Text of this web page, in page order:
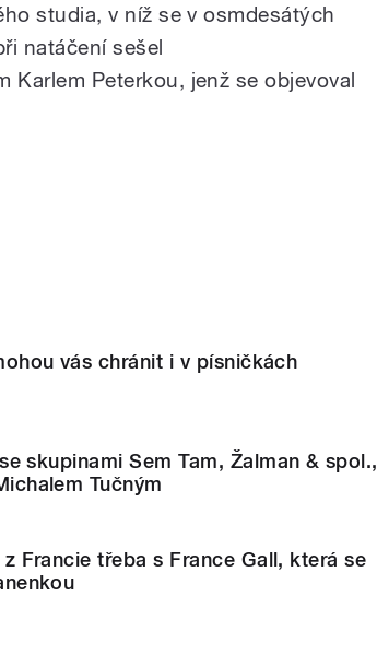
studia, v níž se v osmdesátých
natáčení sešel
Karlem Peterkou, jenž se objevoval
vás chránit i v písničkách
skupinami Sem Tam, Žalman & spol.,
Tučným
Francie třeba s France Gall, která se